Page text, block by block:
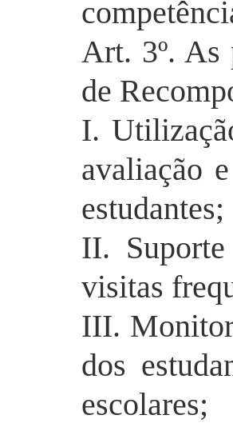
Art. 3º. As
de
I.
avaliação
estudantes;
II.
visitas
III.
dos
escolares;